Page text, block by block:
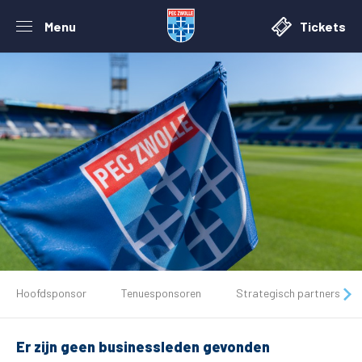
Menu Tickets
Tickets
Matchdays
Hoofdsponsor Tenuesponsoren Strategisch partners
Er zijn geen businessleden gevonden